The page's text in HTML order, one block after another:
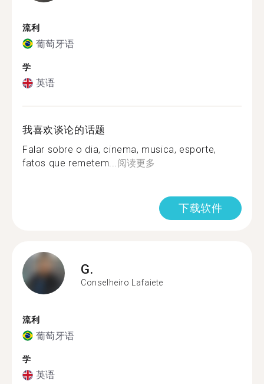
流利
葡萄牙语
学
英语
我喜欢谈论的话题
Falar sobre o dia, cinema, musica, esporte,
fatos que remetem...阅读更多
下载软件
G.
Conselheiro Lafaiete
流利
葡萄牙语
学
英语